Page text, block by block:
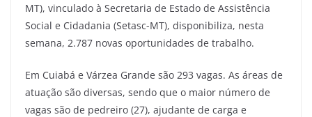
MT), vinculado à Secretaria de Estado de Assistência
Social e Cidadania (Setasc-MT), disponibiliza, nesta
semana, 2.787 novas oportunidades de trabalho.
Em Cuiabá e Várzea Grande são 293 vagas. As áreas de
atuação são diversas, sendo que o maior número de
vagas são de pedreiro (27), ajudante de carga e